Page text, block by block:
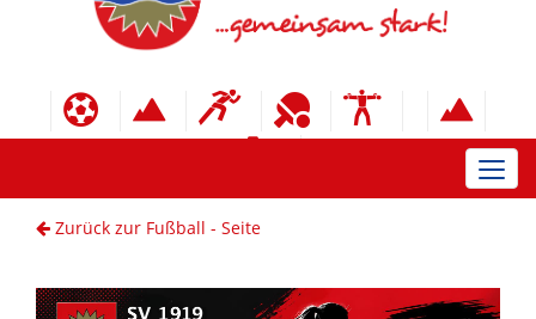
Zurück zur Fußball - Seite